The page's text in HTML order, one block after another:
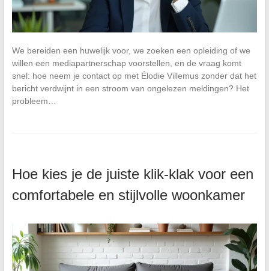
We bereiden een huwelijk voor, we zoeken een opleiding of we
willen een mediapartnerschap voorstellen, en de vraag komt
snel: hoe neem je contact op met Élodie Villemus zonder dat het
bericht verdwijnt in een stroom van ongelezen meldingen? Het
probleem…
Hoe kies je de juiste klik-klak voor een
comfortabele en stijlvolle woonkamer